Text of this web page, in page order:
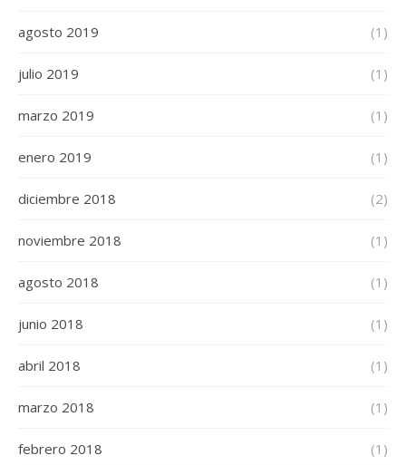
agosto 2019 (1)
julio 2019 (1)
marzo 2019 (1)
enero 2019 (1)
diciembre 2018 (2)
noviembre 2018 (1)
agosto 2018 (1)
junio 2018 (1)
abril 2018 (1)
marzo 2018 (1)
febrero 2018 (1)